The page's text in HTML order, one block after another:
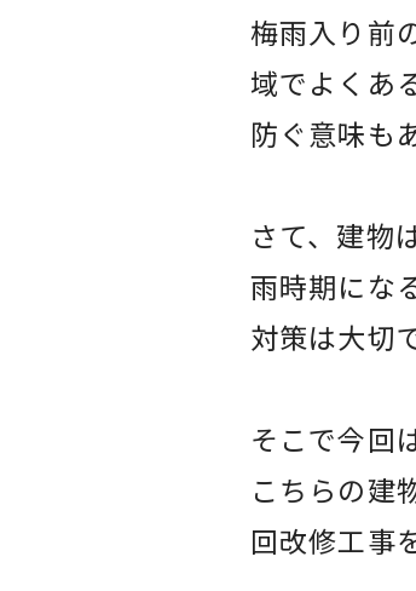
梅雨入り前
域でよくあ
防ぐ意味も
さて、建物
雨時期にな
対策は大切
そこで今回
こちらの建
回改修工事